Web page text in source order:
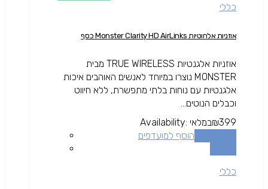
כללי
אוזניות אלחוטיות Monster Clarity HD AirLinks כסף
אוזניות אלגנטיות TRUE WIRELESS מבית
MONSTER נוצרו במיוחד לאנשים האוהבים איכות
אלגנטיות עם נוחות בלתי מתפשרת, ללא חיווט
וכבלים הנוטים...
₪399
Availability: במלאי
הוסף למועדפים
כללי